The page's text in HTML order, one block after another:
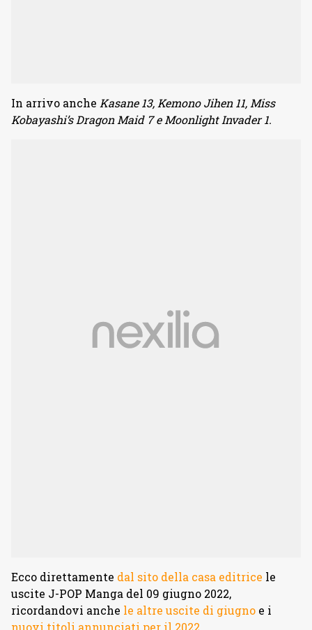
In arrivo anche Kasane 13, Kemono Jihen 11, Miss
Kobayashi’s Dragon Maid 7 e Moonlight Invader 1.
Ecco direttamente dal sito della casa editrice le
uscite J-POP Manga del 09 giugno 2022,
ricordandovi anche le altre uscite di giugno e i
nuovi titoli annunciati per il 2022